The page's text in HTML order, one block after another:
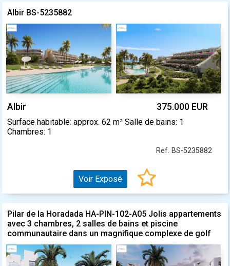
Albir BS-5235882
Albir 375.000 EUR
Surface habitable: approx. 62 m² Salle de bains: 1
Chambres: 1
Ref. BS-5235882
Voir Exposé
Pilar de la Horadada HA-PIN-102-A05 Jolis appartements
avec 3 chambres, 2 salles de bains et piscine
communautaire dans un magnifique complexe de golf